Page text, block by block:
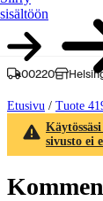
sisältöön
00220
Etusivu / Tuote
sivusto ei